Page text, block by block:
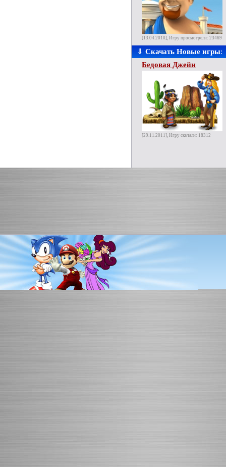
[13.04.2010], Игру просмотрели: 23469
⇓ Скачать Новые игры:
Бедовая Джейн
[29.11.2011], Игру скачали: 18312